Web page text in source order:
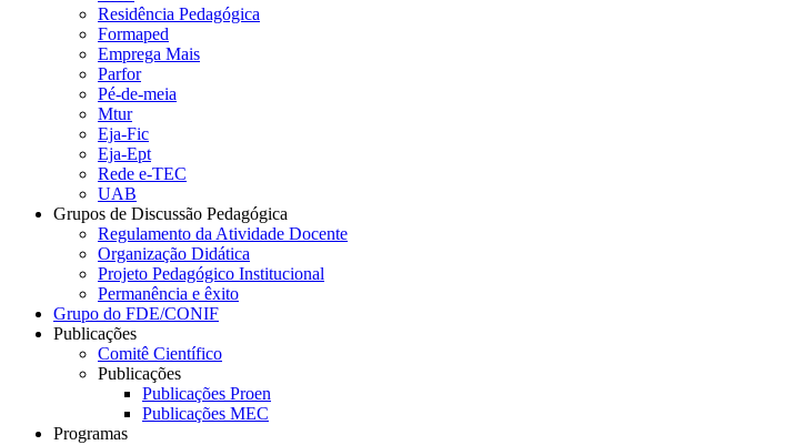
Residência Pedagógica
Formaped
Emprega Mais
Parfor
Pé-de-meia
Mtur
Eja-Fic
Eja-Ept
Rede e-TEC
UAB
Grupos de Discussão Pedagógica
Regulamento da Atividade Docente
Organização Didática
Projeto Pedagógico Institucional
Permanência e êxito
Grupo do FDE/CONIF
Publicações
Comitê Científico
Publicações
Publicações Proen
Publicações MEC
Programas